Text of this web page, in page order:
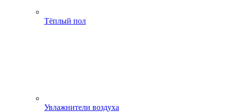
Тёплый пол
Увлажнители воздуха